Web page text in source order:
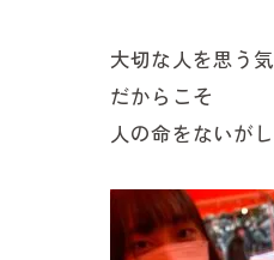
大切な人を思う
だからこそ
人の命をないが